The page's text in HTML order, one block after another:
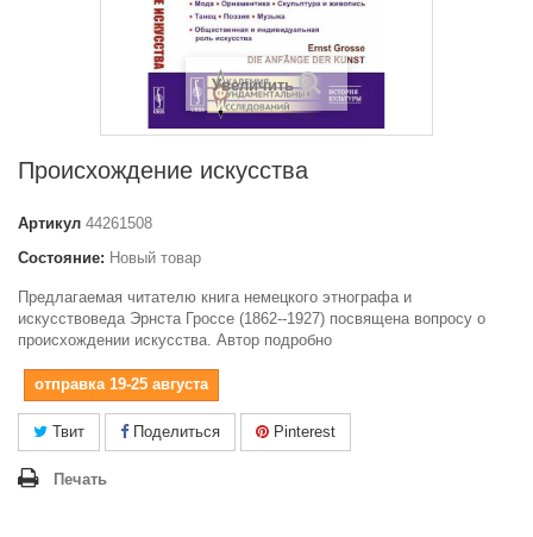
Увеличить
Происхождение искусства
Артикул 44261508
Состояние: Новый товар
Предлагаемая читателю книга немецкого этнографа и
искусствоведа Эрнста Гроссе (1862--1927) посвящена вопросу о
происхождении искусства. Автор подробно
отправка 19-25 августа
Твит Поделиться Pinterest
Печать